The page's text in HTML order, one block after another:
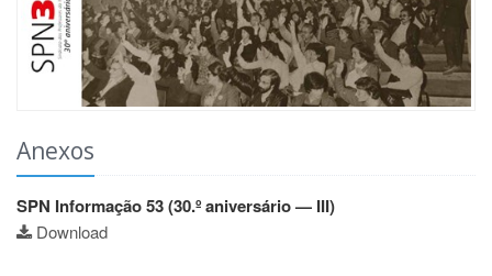
Anexos
SPN Informação 53 (30.º aniversário — III)
Download